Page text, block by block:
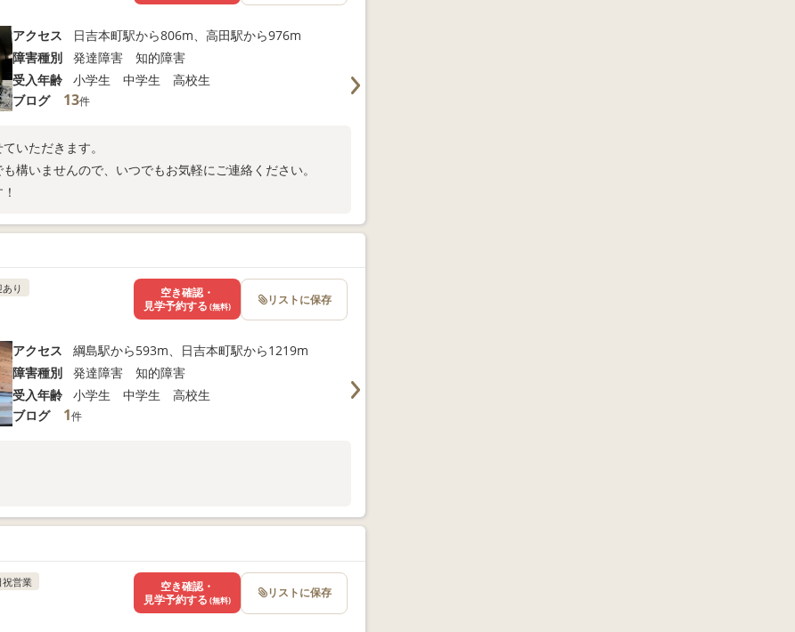
アクセス
日吉本町駅から806m、高田駅から976m
障害種別
発達障害 知的障害
受入年齢
小学生 中学生 高校生
ブログ
13件
いただきます。
構いませんので、いつでもお気軽にご連絡ください。
り
アクセス
綱島駅から593m、日吉本町駅から1219m
障害種別
発達障害 知的障害
受入年齢
小学生 中学生 高校生
ブログ
1件
空き確認・
見学予約する (無料) リストに保存
祝営業
空き確認・
見学予約する (無料) リストに保存